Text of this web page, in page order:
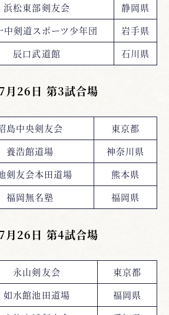
浜松東部剣友会 静岡県
中剣道スポーツ少年団
岩手県
辰口武道館
石川県
月26日 第3試合場
島中央剣友会
東京都
養浩館道場 神奈川県
剣友会本田道場
熊本県
福岡無名塾
福岡県
月26日 第4試合場
永山剣友会
東京都
如水館池田道場 福岡県